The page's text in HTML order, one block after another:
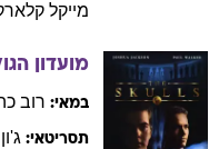
מייקל
מועדון
במאי: רוב
תסריטאי: ג'ון